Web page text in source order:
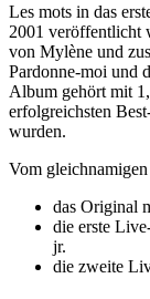
Les mots in das
2001 veröffentlicht
von Mylène und
Pardonne-moi und
Album gehört mit
erfolgreichsten
wurden.
Vom
das Original
die erste
jr.
die zweite